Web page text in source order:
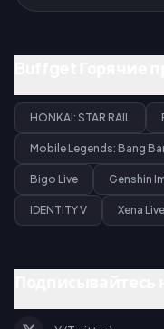
HONKAI: STAR RAIL
Mobile Legends: Bang
Bigo Live Genshin
IDENTITY V Xena Live